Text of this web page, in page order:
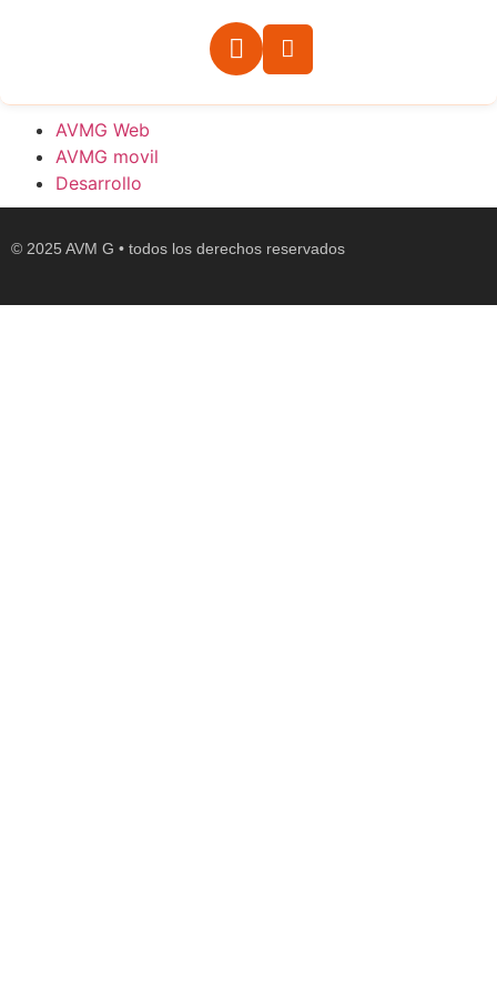
AVMG Web
AVMG movil
Desarrollo
© 2025 AVM G • todos los derechos reservados